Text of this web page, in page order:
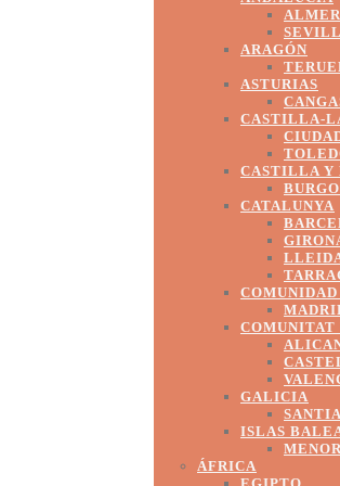
ARAGÓN
ASTURIAS
CASTILLA-
CASTILLA Y
CATALUNYA
COMUNITAT
GALICIA
ISLAS
ÁFRICA